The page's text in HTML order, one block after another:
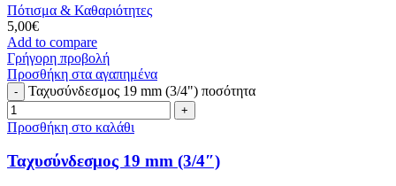
Πότισμα & Καθαριότητες
5,00€
Add to compare
Γρήγορη προβολή
Προσθήκη στα αγαπημένα
Ταχυσύνδεσμος 19 mm (3/4") ποσότητα
Προσθήκη στο καλάθι
Ταχυσύνδεσμος 19 mm (3/4″)